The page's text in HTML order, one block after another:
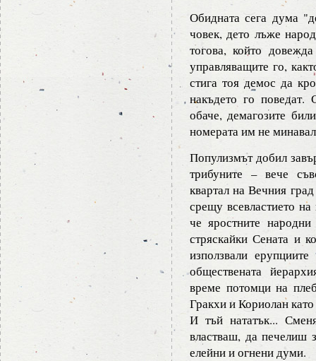
Обидната сега дума
човек, дето лъже
тогова, който
управляващите го,
стига тоя демос да
накъдето го поведат.
обаче, демагозите
номерата им не
Популизмът добил
трибуните – вече
квартал на Вечния
срещу всевластието
че яростните
стряскайки Сената и
използвали
обществената
време потомци на
Гракхи и Кориолан
И тъй нататък...
властваш, да печелиш
елейни и огнени думи.